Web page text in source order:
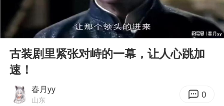
“还不如不放假”
辽宁28名务农人员中暑死亡？官方辟谣
广岛长崎的昨天未必不会是日本的明天
7月CPI同比上涨0.5% 经济内生增长动力持续增强
Play
00:00
古装剧里紧张对峙的一幕，让人心跳加
速！
春月yy
山东 0